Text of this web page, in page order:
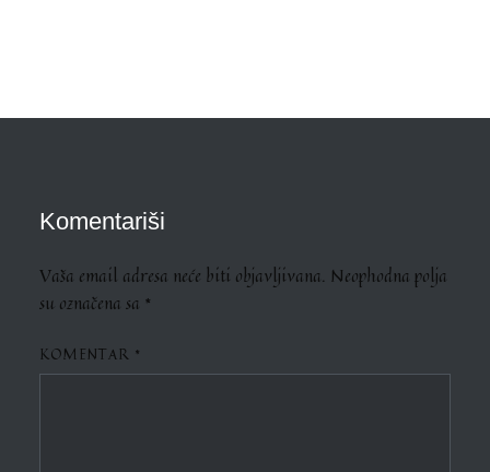
Komentariši
Vaša email adresa neće biti objavljivana. Neophodna polja
su označena sa *
KOMENTAR *